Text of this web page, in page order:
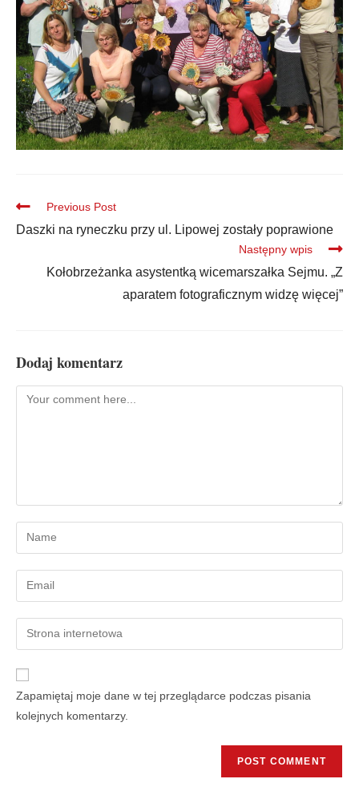
Previous Post
Daszki na ryneczku przy ul. Lipowej zostały poprawione
Następny wpis
Kołobrzeżanka asystentką wicemarszałka Sejmu. „Z
aparatem fotograficznym widzę więcej”
Dodaj komentarz
Zapamiętaj moje dane w tej przeglądarce podczas pisania
kolejnych komentarzy.